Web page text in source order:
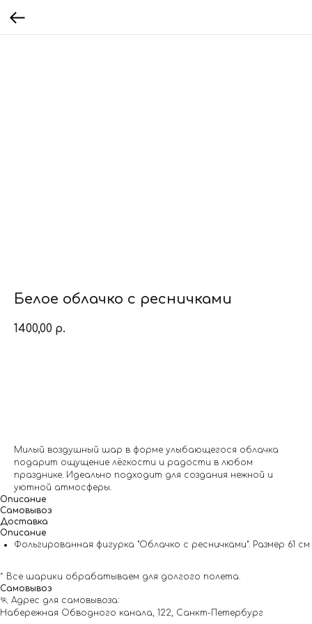
Белое облачко с ресничками
1400,00 р.
Милый воздушный шар в форме улыбающегося облачка
подарит ощущение лёгкости и радости в любом
празднике. Идеально подходит для создания нежной и
уютной атмосферы.
Описание
Самовывоз
Доставка
Описание
Фольгированная фигурка "Облачко с ресничками". Размер 61 см
* Все шарики обрабатываем для долгого полета.
Самовывоз
🏃 Адрес для самовывоза:
Набережная Обводного канала, 122, Санкт-Петербург